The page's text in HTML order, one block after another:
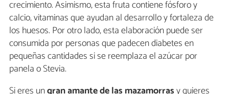
crecimiento. Asimismo, esta fruta contiene fósforo y
calcio, vitaminas que ayudan al desarrollo y fortaleza de
los huesos. Por otro lado, esta elaboración puede ser
consumida por personas que padecen diabetes en
pequeñas cantidades si se reemplaza el azúcar por
panela o Stevia.